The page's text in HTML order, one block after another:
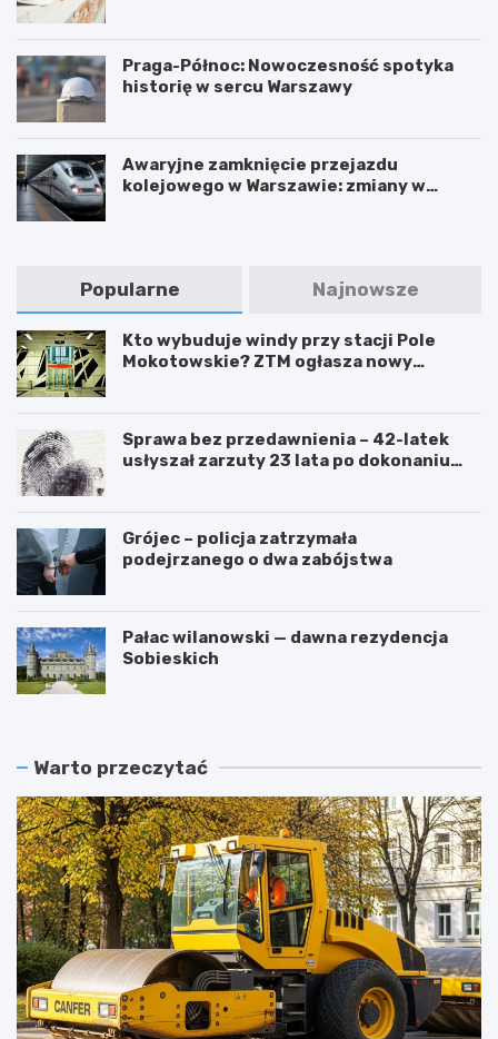
Praga-Północ: Nowoczesność spotyka
historię w sercu Warszawy
Awaryjne zamknięcie przejazdu
kolejowego w Warszawie: zmiany w
Popularne Najnowsze
Kto wybuduje windy przy stacji Pole
Mokotowskie? ZTM ogłasza nowy
Sprawa bez przedawnienia – 42-latek
usłyszał zarzuty 23 lata po dokonaniu
Grójec – policja zatrzymała
podejrzanego o dwa zabójstwa
Pałac wilanowski — dawna rezydencja
Sobieskich
Warto przeczytać